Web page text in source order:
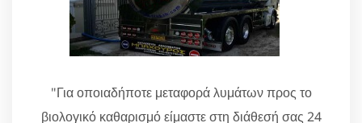
"Για οποιαδήποτε μεταφορά λυμάτων προς το
βιολογικό καθαρισμό είμαστε στη διάθεσή σας 24